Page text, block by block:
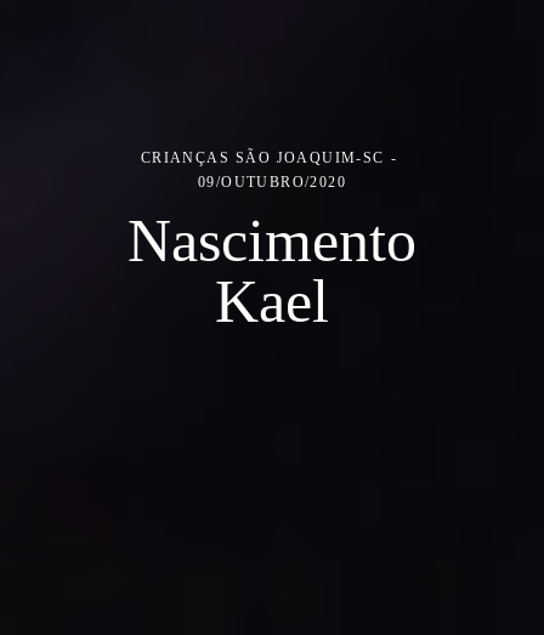
CRIANÇAS SÃO JOAQUIM-SC
09/OUTUBRO/2020
Nascimento
Kael